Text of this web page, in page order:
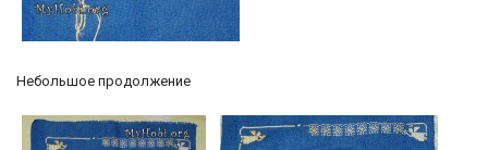
Небольшое продолжение